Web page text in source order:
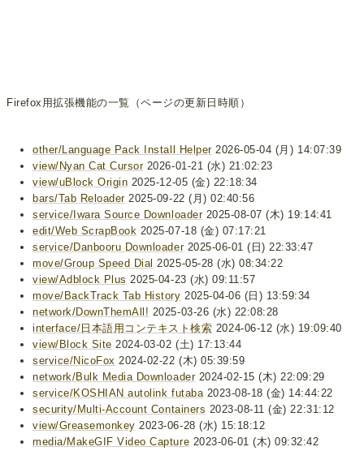
Firefox用拡張機能の一覧（ページの更新日時順）
other/Language Pack Install Helper2026-05-04 (月) 14:07:39
view/Nyan Cat Cursor2026-01-21 (水) 21:02:23
view/uBlock Origin 2025-12-05 (金) 22:18:34
bars/Tab Reloader2025-09-22 (月) 02:40:56
service/Iwara Source Downloader2025-08-07 (木) 19:14:41
edit/Web ScrapBook 2025-07-18 (金) 07:17:21
service/Danbooru Downloader2025-06-01 (日) 22:33:47
move/Group Speed Dial 2025-05-28 (水) 08:34:22
view/Adblock Plus 2025-04-23 (水) 09:11:57
move/BackTrack Tab History 2025-04-06 (日) 13:59:34
network/DownThemAll! 2025-03-26 (水) 22:08:28
interface/日本語用コンテキスト検索 2024-06-12 (水) 19:09:40
view/Block Site 2024-03-02 (土) 17:13:44
service/NicoFox 2024-02-22 (木) 05:39:59
network/Bulk Media Downloader2024-02-15 (木) 22:09:29
service/KOSHIAN autolink futaba2023-08-18 (金) 14:44:22
security/Multi-Account Containers 2023-08-11 (金) 22:31:12
view/Greasemonkey 2023-06-28 (水) 15:18:12
media/MakeGIF Video Capture 2023-06-01 (木) 09:32:42